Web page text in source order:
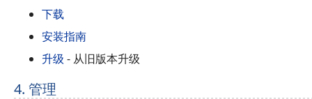
下载
安装指南
升级 - 从旧版本升级
4. 管理